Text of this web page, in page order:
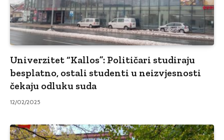
Univerzitet “Kallos”: Političari studiraju
besplatno, ostali studenti u neizvjesnosti
čekaju odluku suda
12/02/2025